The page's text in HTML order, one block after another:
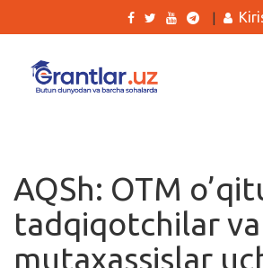
Ishlar
Kurslar
AQSh: OTM
tadqiqotchilar
mutaxassislar